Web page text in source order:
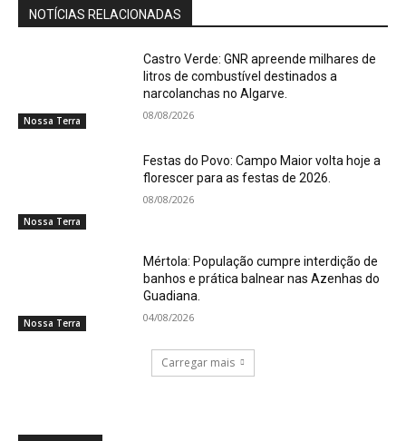
NOTÍCIAS RELACIONADAS
Nossa Terra
Castro Verde: GNR apreende milhares de
litros de combustível destinados a
narcolanchas no Algarve.
08/08/2026
Nossa Terra
Festas do Povo: Campo Maior volta hoje a
florescer para as festas de 2026.
08/08/2026
Nossa Terra
Mértola: População cumpre interdição de
banhos e prática balnear nas Azenhas do
Guadiana.
04/08/2026
Carregar mais